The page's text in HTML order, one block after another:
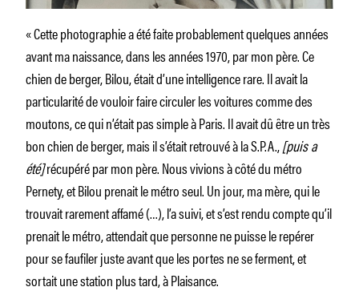
« Cette photographie a été faite probablement quelques années
avant ma naissance, dans les années 1970, par mon père. Ce
chien de berger, Bilou, était d’une intelligence rare. Il avait la
particularité de vouloir faire circuler les voitures comme des
moutons, ce qui n’était pas simple à Paris. Il avait dû être un très
bon chien de berger, mais il s’était retrouvé à la S.P.A.,[puis a
été]récupéré par mon père. Nous vivions à côté du métro
Pernety, et Bilou prenait le métro seul. Un jour, ma mère, qui le
trouvait rarement affamé (…), l’a suivi, et s’est rendu compte qu’il
prenait le métro, attendait que personne ne puisse le repérer
pour se faufiler juste avant que les portes ne se ferment, et
sortait une station plus tard, à Plaisance.